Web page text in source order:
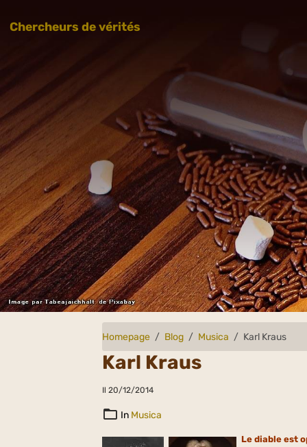
Chercheurs de vérités
Homepage Blog Musica Karl Kraus
Karl Kraus
Il 20/12/2014
In Musica
Le diable est